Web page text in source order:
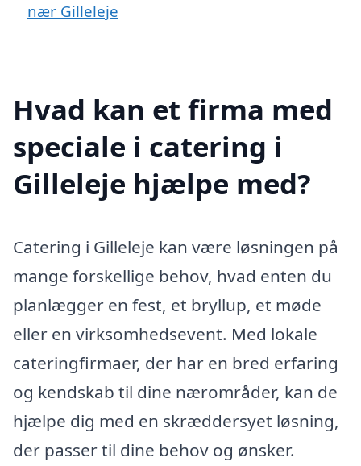
nær Gilleleje
Hvad kan et firma med
speciale i catering i
Gilleleje hjælpe med?
Catering i Gilleleje kan være løsningen på
mange forskellige behov, hvad enten du
planlægger en fest, et bryllup, et møde
eller en virksomhedsevent. Med lokale
cateringfirmaer, der har en bred erfaring
og kendskab til dine nærområder, kan de
hjælpe dig med en skræddersyet løsning,
der passer til dine behov og ønsker.